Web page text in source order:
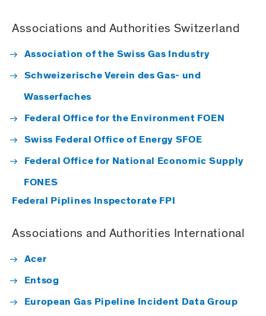
Associations and Authorities Switzerland
Association of the Swiss Gas Industry
Schweizerische Verein des Gas- und
Wasserfaches
Federal Office for the Environment FOEN
Swiss Federal Office of Energy SFOE
Federal Office for National Economic Supply
FONES
Federal Piplines Inspectorate FPI
Associations and Authorities International
Acer
Entsog
European Gas Pipeline Incident Data Group